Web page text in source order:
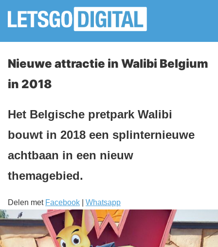
Nieuwe attractie in Walibi Belgium
in 2018
Het Belgische pretpark Walibi
bouwt in 2018 een splinternieuwe
achtbaan in een nieuw
themagebied.
Delen met Facebook Whatsapp